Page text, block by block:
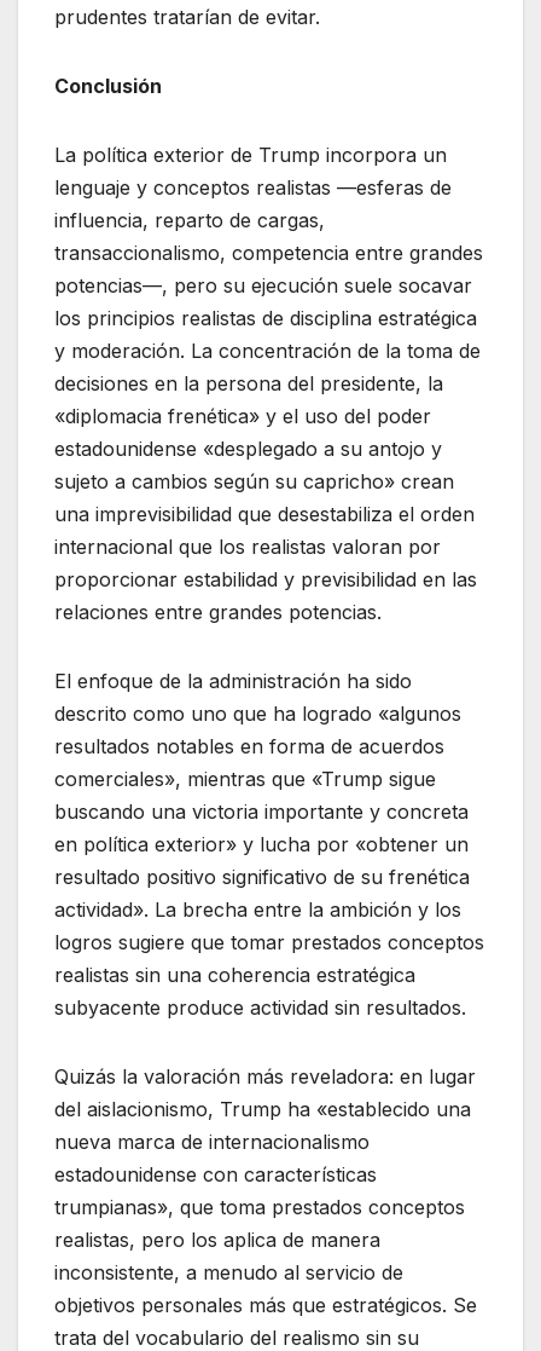
prudentes tratarían de evitar.
Conclusión
La política exterior de Trump incorpora un
lenguaje y conceptos realistas —esferas de
influencia, reparto de cargas,
transaccionalismo, competencia entre grandes
potencias—, pero su ejecución suele socavar
los principios realistas de disciplina estratégica
y moderación. La concentración de la toma de
decisiones en la persona del presidente, la
«diplomacia frenética» y el uso del poder
estadounidense «desplegado a su antojo y
sujeto a cambios según su capricho» crean
una imprevisibilidad que desestabiliza el orden
internacional que los realistas valoran por
proporcionar estabilidad y previsibilidad en las
relaciones entre grandes potencias.
El enfoque de la administración ha sido
descrito como uno que ha logrado «algunos
resultados notables en forma de acuerdos
comerciales», mientras que «Trump sigue
buscando una victoria importante y concreta
en política exterior» y lucha por «obtener un
resultado positivo significativo de su frenética
actividad». La brecha entre la ambición y los
logros sugiere que tomar prestados conceptos
realistas sin una coherencia estratégica
subyacente produce actividad sin resultados.
Quizás la valoración más reveladora: en lugar
del aislacionismo, Trump ha «establecido una
nueva marca de internacionalismo
estadounidense con características
trumpianas», que toma prestados conceptos
realistas, pero los aplica de manera
inconsistente, a menudo al servicio de
objetivos personales más que estratégicos. Se
trata del vocabulario del realismo sin su